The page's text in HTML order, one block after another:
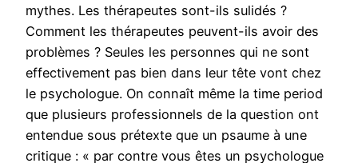
mythes. Les thérapeutes sont-ils sulidés ?
Comment les thérapeutes peuvent-ils avoir des
problèmes ? Seules les personnes qui ne sont
effectivement pas bien dans leur tête vont chez
le psychologue. On connaît même la time period
que plusieurs professionnels de la question ont
entendue sous prétexte que un psaume à une
critique : « par contre vous êtes un psychologue